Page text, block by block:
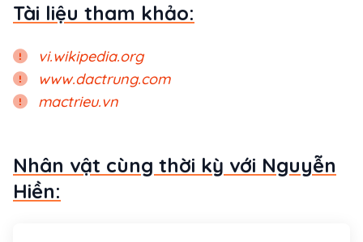
Tài liệu tham khảo:
vi.wikipedia.org
www.dactrung.com
mactrieu.vn
Nhân vật cùng thời kỳ với Nguyễn
Hiền: